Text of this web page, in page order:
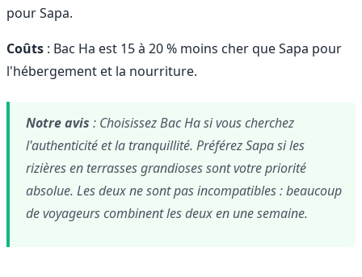
pour Sapa.
Coûts : Bac Ha est 15 à 20 % moins cher que Sapa pour
l'hébergement et la nourriture.
Notre avis : Choisissez Bac Ha si vous cherchez
l'authenticité et la tranquillité. Préférez Sapa si les
rizières en terrasses grandioses sont votre priorité
absolue. Les deux ne sont pas incompatibles : beaucoup
de voyageurs combinent les deux en une semaine.